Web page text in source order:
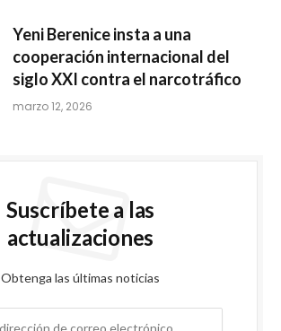
Yeni Berenice insta a una
cooperación internacional del
siglo XXI contra el narcotráfico
marzo 12, 2026
Suscríbete a las
actualizaciones
Obtenga las últimas noticias